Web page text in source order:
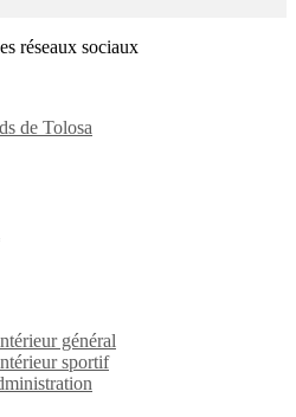
réseaux sociaux
général
sportif